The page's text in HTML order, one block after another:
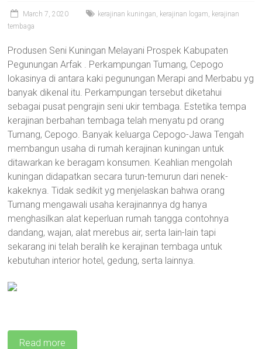
March 7, 2020 kerajinan kuningan, kerajinan logam, kerajinan
tembaga
Produsen Seni Kuningan Melayani Prospek Kabupaten
Pegunungan Arfak . Perkampungan Tumang, Cepogo
lokasinya di antara kaki pegunungan Merapi and Merbabu yg
banyak dikenal itu. Perkampungan tersebut diketahui
sebagai pusat pengrajin seni ukir tembaga. Estetika tempa
kerajinan berbahan tembaga telah menyatu pd orang
Tumang, Cepogo. Banyak keluarga Cepogo-Jawa Tengah
membangun usaha di rumah kerajinan kuningan untuk
ditawarkan ke beragam konsumen. Keahlian mengolah
kuningan didapatkan secara turun-temurun dari nenek-
kakeknya. Tidak sedikit yg menjelaskan bahwa orang
Tumang mengawali usaha kerajinannya dg hanya
menghasilkan alat keperluan rumah tangga contohnya
dandang, wajan, alat merebus air, serta lain-lain tapi
sekarang ini telah beralih ke kerajinan tembaga untuk
kebutuhan interior hotel, gedung, serta lainnya.
Read more